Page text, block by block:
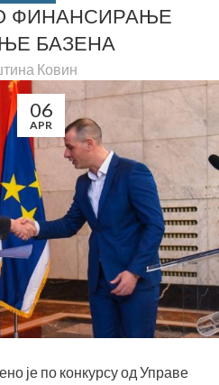
ФИНАНСИРАЊЕ
БАЗЕНА
Ковин
06
APR
је по конкурсу од Управе